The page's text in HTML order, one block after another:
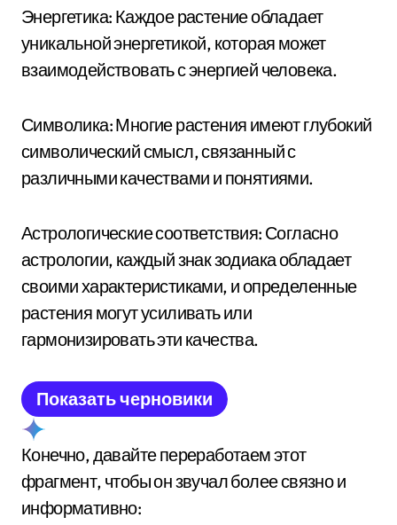
Энергетика: Каждое растение обладает
уникальной энергетикой, которая может
взаимодействовать с энергией человека.
Символика: Многие растения имеют глубокий
символический смысл, связанный с
различными качествами и понятиями.
Астрологические соответствия: Согласно
астрологии, каждый знак зодиака обладает
своими характеристиками, и определенные
растения могут усиливать или
гармонизировать эти качества.
Показать черновики
Конечно, давайте переработаем этот
фрагмент, чтобы он звучал более связно и
информативно: